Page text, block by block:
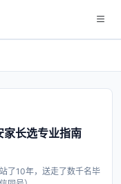
长选专业指南
了10年，送走了数千名毕